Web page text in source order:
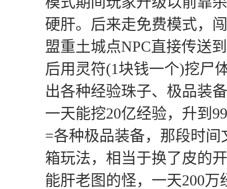
硬肝。后来走免费模式，
盟重土城点NPC直接传送
后用灵符(1块钱一个)挖尸
出各种经验珠子、极品装
一天能挖20亿经验，升到
=各种极品装备，那段时
箱玩法，相当于换了皮的
能肝老图的怪，一天200